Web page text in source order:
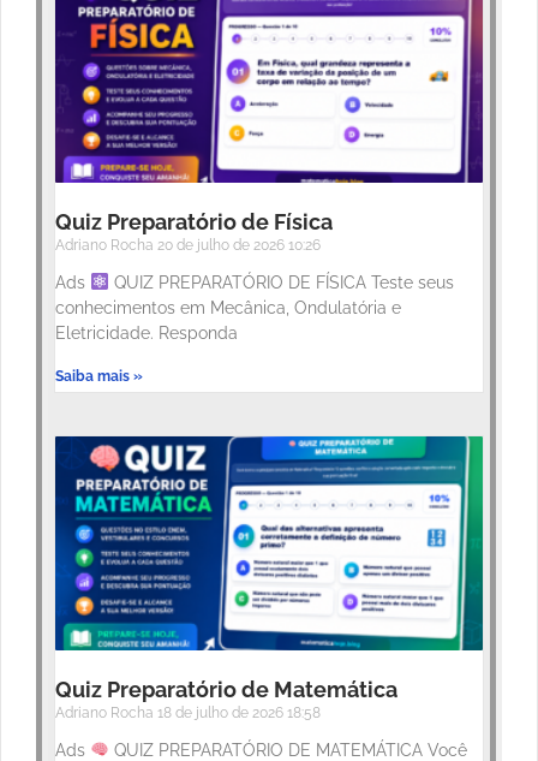
Quiz Preparatório de Física
Adriano Rocha 20 de julho de 2026 10:26
Ads
QUIZ PREPARATÓRIO DE FÍSICA Teste seus
conhecimentos em Mecânica, Ondulatória e
Eletricidade. Responda
Saiba mais »
Quiz Preparatório de Matemática
Adriano Rocha 18 de julho de 2026 18:58
Ads
QUIZ PREPARATÓRIO DE MATEMÁTICA Você